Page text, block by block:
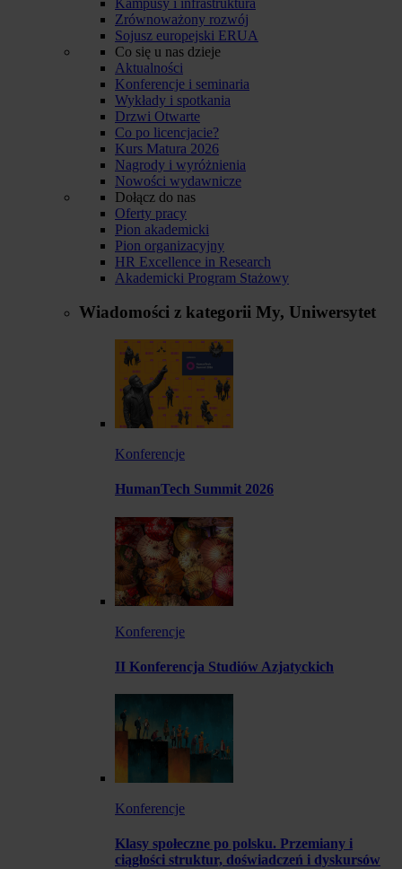
Zrównoważony rozwój
Sojusz europejski ERUA
Co się u nas dzieje
Aktualności
Konferencje i seminaria
Wykłady i spotkania
Drzwi Otwarte
Co po licencjacie?
Kurs Matura 2026
Nagrody i wyróżnienia
Nowości wydawnicze
Dołącz do nas
Oferty pracy
Pion akademicki
Pion organizacyjny
HR Excellence in Research
Akademicki Program Stażowy
Wiadomości z kategorii My, Uniwersytet
Konferencje
HumanTech Summit 2026
Konferencje
II Konferencja Studiów Azjatyckich
Konferencje
Klasy społeczne po polsku. Przemiany i
ciągłości struktur, doświadczeń i dyskursów